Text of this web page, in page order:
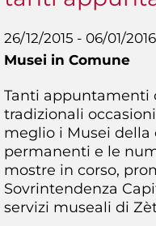
26/12/2015 - 06/01/2016
Musei in Comune
Tanti appuntamenti
tradizionali
meglio i Musei della
permanenti e le
mostre in corso,
Sovrintendenza
servizi museali di